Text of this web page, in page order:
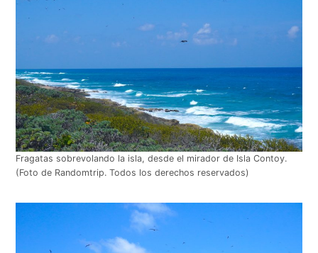
Fragatas sobrevolando la isla, desde el mirador de Isla Contoy.
(Foto de Randomtrip. Todos los derechos reservados)